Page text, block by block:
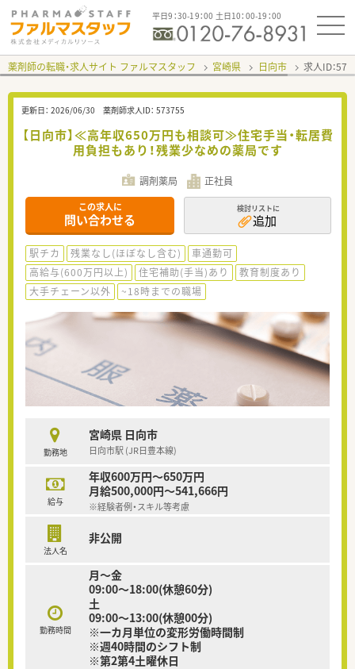
平日9：30-19：00 土日10：00-19：00
薬剤師の転職・求人サイト ファルマスタッフ 宮崎県 日向市 求人ID：
更新日： 2026/06/30 薬剤師求人ID： 573755
【日向市】≪高年収650万円も相談可≫住宅手当・転居費
用負担もあり！残業少なめの薬局です
調剤薬局 正社員
この求人に
問い合わせる
検討リストに
追加
駅チカ 残業なし(ほぼなし含む)
車通勤可
高給与(600万円以上)
住宅補助(手当)あり
教育制度あり
大手チェーン以外
~18時までの職場
勤務地
宮崎県 日向市
日向市駅 (JR日豊本線)
給与
年収600万円～650万円
月給500,000円～541,666円
※経験者例・スキル等考慮
法人名
非公開
勤務時間
月～金
09:00～18:00(休憩60分)
土
09:00～13:00(休憩00分)
※一カ月単位の変形労働時間制
※週40時間のシフト制
※第2第4土曜休日